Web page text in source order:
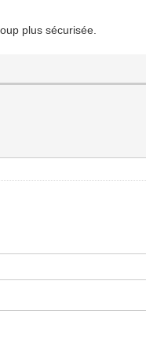
plus sécurisée.